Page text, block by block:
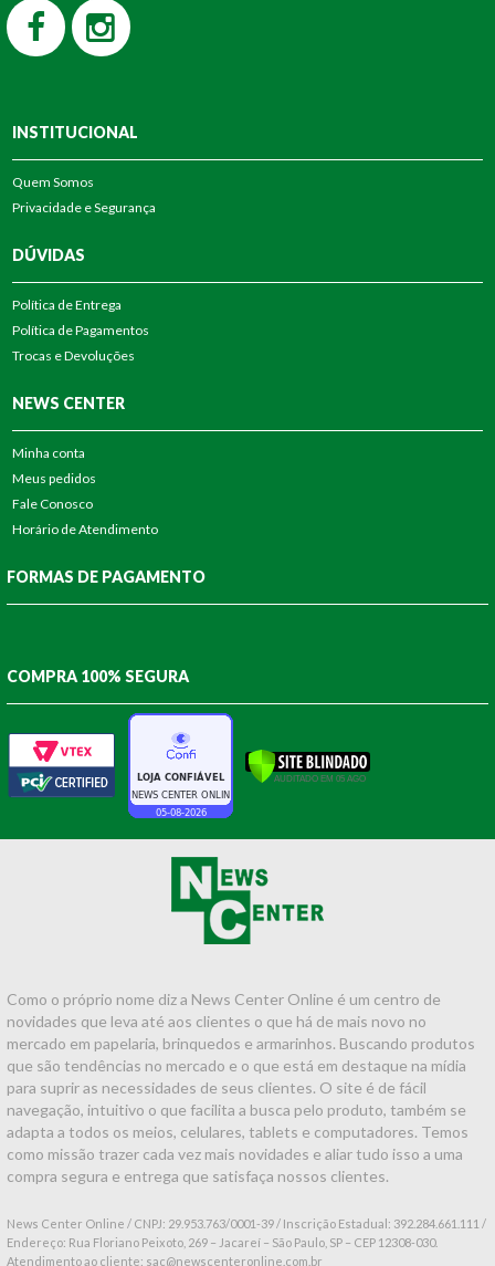
INSTITUCIONAL
Quem Somos
Privacidade e Segurança
DÚVIDAS
Política de Entrega
Política de Pagamentos
Trocas e Devoluções
NEWS CENTER
Minha conta
Meus pedidos
Fale Conosco
Horário de Atendimento
FORMAS DE PAGAMENTO
COMPRA 100% SEGURA
Como o próprio nome diz a News Center Online é um centro de
novidades que leva até aos clientes o que há de mais novo no
mercado em papelaria, brinquedos e armarinhos. Buscando produtos
que são tendências no mercado e o que está em destaque na mídia
para suprir as necessidades de seus clientes. O site é de fácil
navegação, intuitivo o que facilita a busca pelo produto, também se
adapta a todos os meios, celulares, tablets e computadores. Temos
como missão trazer cada vez mais novidades e aliar tudo isso a uma
compra segura e entrega que satisfaça nossos clientes.
News Center Online / CNPJ: 29.953.763/0001-39 / Inscrição Estadual: 392.284.661.111 /
Endereço: Rua Floriano Peixoto, 269 – Jacareí – São Paulo, SP – CEP 12308-030.
Atendimento ao cliente: sac@newscenteronline.com.br